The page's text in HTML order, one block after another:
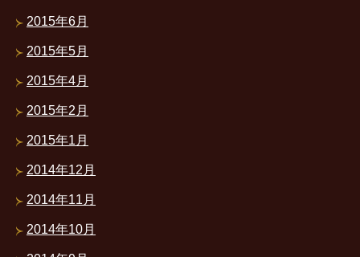
2015年6月
2015年5月
2015年4月
2015年2月
2015年1月
2014年12月
2014年11月
2014年10月